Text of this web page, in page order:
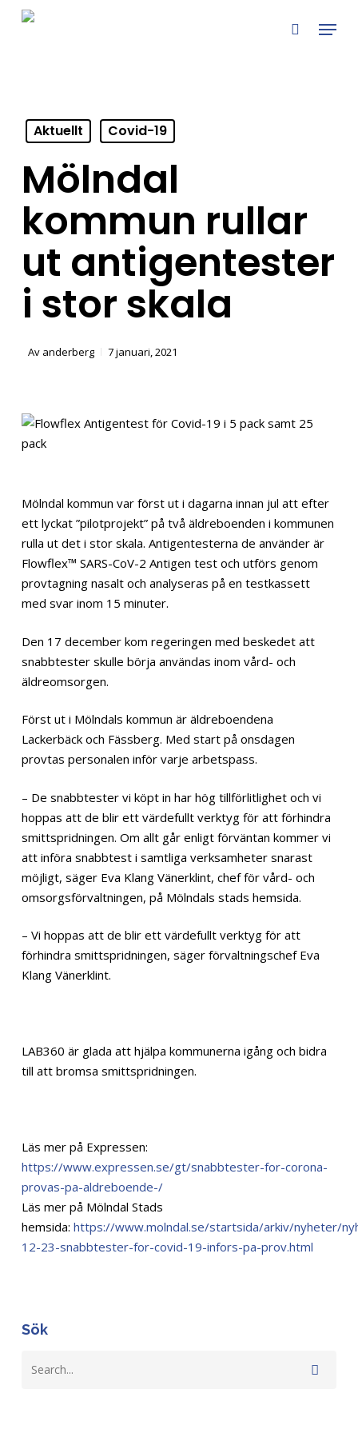
search
Menu
Aktuellt Covid-19
Mölndal
kommun rullar
ut antigentester
i stor skala
Av anderberg 7 januari, 2021
Mölndal kommun var först ut i dagarna innan jul att efter
ett lyckat ”pilotprojekt” på två äldreboenden i kommunen
rulla ut det i stor skala. Antigentesterna de använder är
Flowflex™ SARS-CoV-2 Antigen test och utförs genom
provtagning nasalt och analyseras på en testkassett
med svar inom 15 minuter.
Den 17 december kom regeringen med beskedet att
snabbtester skulle börja användas inom vård- och
äldreomsorgen.
Först ut i Mölndals kommun är äldreboendena
Lackerbäck och Fässberg. Med start på onsdagen
provtas personalen inför varje arbetspass.
– De snabbtester vi köpt in har hög tillförlitlighet och vi
hoppas att de blir ett värdefullt verktyg för att förhindra
smittspridningen. Om allt går enligt förväntan kommer vi
att införa snabbtest i samtliga verksamheter snarast
möjligt, säger Eva Klang Vänerklint, chef för vård- och
omsorgsförvaltningen, på Mölndals stads hemsida.
– Vi hoppas att de blir ett värdefullt verktyg för att
förhindra smittspridningen, säger förvaltningschef Eva
Klang Vänerklint.
LAB360 är glada att hjälpa kommunerna igång och bidra
till att bromsa smittspridningen.
Läs mer på Expressen:
https://www.expressen.se/gt/snabbtester-for-corona-
provas-pa-aldreboende-/
Läs mer på Mölndal Stads
hemsida: https://www.molndal.se/startsida/arkiv/nyheter/
12-23-snabbtester-for-covid-19-infors-pa-prov.html
Sök